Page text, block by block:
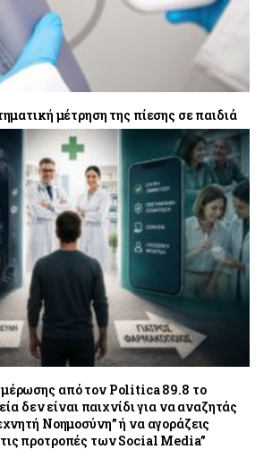
μέτρηση της πίεσης σε παιδιά
από τον Politica 89.8 το
δεν είναι παιχνίδι για να αναζητάς
Νοημοσύνη” ή να αγοράζεις
προτροπές των Social Media”